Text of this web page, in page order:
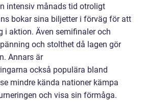
intensiv månads tid otroligt
bokar sina biljetter i förväg för att
i aktion. Även semifinaler och
och stolthet då lagen gör
Annars är
också populära bland
mindre kända nationer kämpa
och visa sin förmåga.